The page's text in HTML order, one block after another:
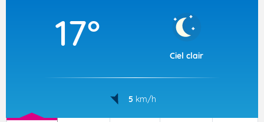
17°
Ciel clair
5 km/h